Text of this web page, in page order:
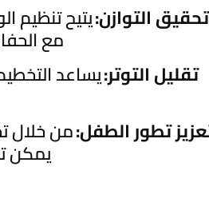
تحقيق التوازن:يتيح تنظيم
مع
تقليل التوتر:يساعد
تطور الطفل:من خلال
يمكن